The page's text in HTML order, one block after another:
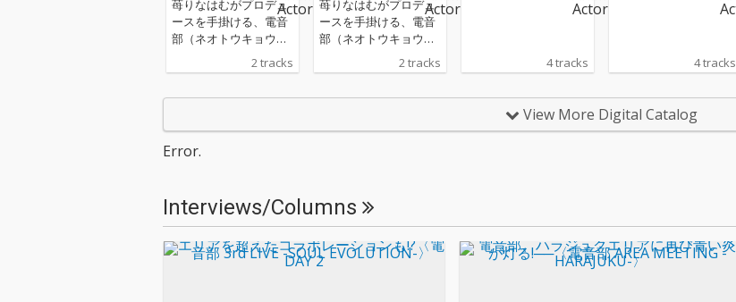
苺りなはむがプロデュ
ースを手掛ける、電音
部（ネオトウキョウエ
リア）東京電脳が新曲
「アンチシニカル」を
2 tracks
苺りなはむがプロデュ
ースを手掛ける、電音
部（ネオトウキョウエ
リア）東京電脳が新曲
「アンチシニカル」を
2 tracks 4 tracks 4 tracks
View More Digital Catalog
Error.
Interviews/Columns